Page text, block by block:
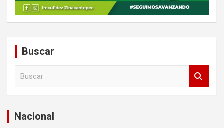
Buscar
a
r
Nacional